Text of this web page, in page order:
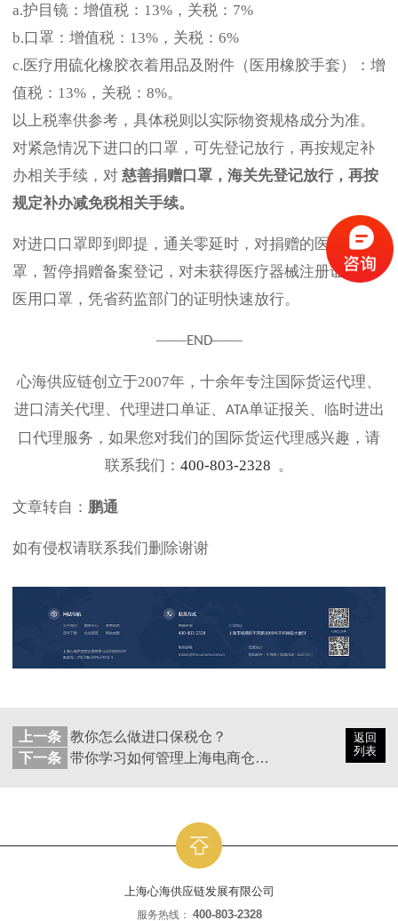
a.护目镜：增值税：13%，关税：7%
b.口罩：增值税：13%，关税：6%
c.医疗用硫化橡胶衣着用品及附件（医用橡胶手套）：增
值税：13%，关税：8%。
以上税率供参考，具体税则以实际物资规格成分为准。
对紧急情况下进口的口罩，可先登记放行，再按规定补
办相关手续，对 慈善捐赠口罩，海关先登记放行，再按
规定补办减免税相关手续。
对进口口罩即到即提，通关零延时，对捐赠的医用口
罩，暂停捐赠备案登记，对未获得医疗器械注册证书的
医用口罩，凭省药监部门的证明快速放行。
——END——
心海供应链创立于2007年，十余年专注国际货运代理、
进口清关代理、代理进口单证、 ATA单证报关、临时进出
口代理服务，如果您对我们的国际货运代理感兴趣，请
联系我们： 400-803-2328 。
文章转自： 鹏通
如有侵权请联系我们删除谢谢
返回
列表
上一条 教你怎么做进口保税仓？
下一条
带你学习如何管理上海电商仓库的仓内成本
上海心海供应链发展有限公司
服务热线： 400-803-2328